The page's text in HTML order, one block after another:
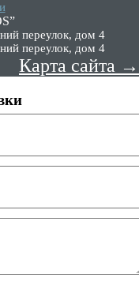
переулок, дом 4
переулок, дом 4
Карта сайта →